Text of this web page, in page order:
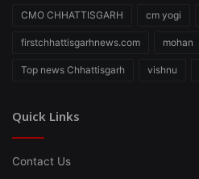
CMO CHHATTISGARH cm yogi
firstchhattisgarhnews.com mohan
Top news Chhattisgarh vishnu
Quick Links
Contact Us